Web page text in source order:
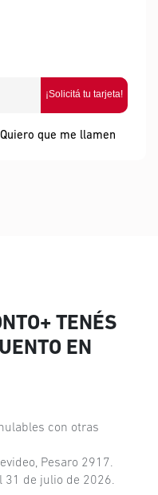
¡Solicitá tu tarjeta!
Quiero que me llamen
TENÉS
EN
con otras
Pesaro 2917.
31 de julio de 2026.